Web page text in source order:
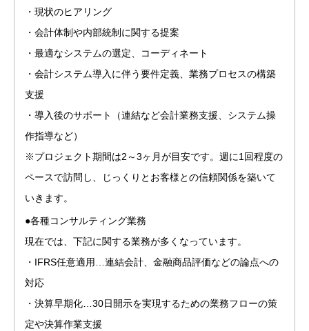
・現状のヒアリング
・会計体制や内部統制に関する提案
・最適なシステムの選定、コーディネート
・会計システム導入に伴う要件定義、業務プロセスの構築
支援
・導入後のサポート（連結など会計業務支援、システム操
作指導など）
※プロジェクト期間は2～3ヶ月が目安です。週に1回程度の
ペースで訪問し、じっくりとお客様との信頼関係を築いて
いきます。
●各種コンサルティング業務
現在では、下記に関する業務が多くなっています。
・IFRS任意適用…連結会計、金融商品評価などの論点への
対応
・決算早期化…30日開示を実現するための業務フローの策
定や決算作業支援